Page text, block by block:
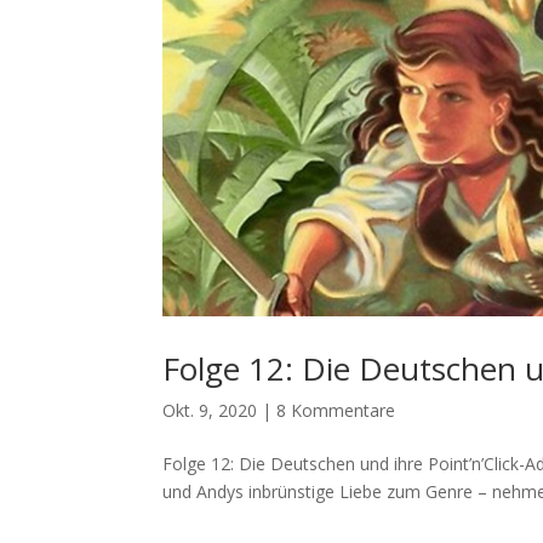
Folge 12: Die Deutschen
Okt. 9, 2020 | 8 Kommentare
Folge 12: Die Deutschen und ihre
und Andys inbrünstige Liebe zum Genre –